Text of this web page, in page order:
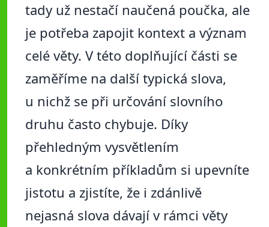
tady už nestačí naučená poučka, ale
je potřeba zapojit kontext a význam
celé věty. V této doplňující části se
zaměříme na další typická slova,
u nichž se při určování slovního
druhu často chybuje. Díky
přehledným vysvětlením
a konkrétním příkladům si upevníte
jistotu a zjistíte, že i zdánlivě
nejasná slova dávají v rámci věty